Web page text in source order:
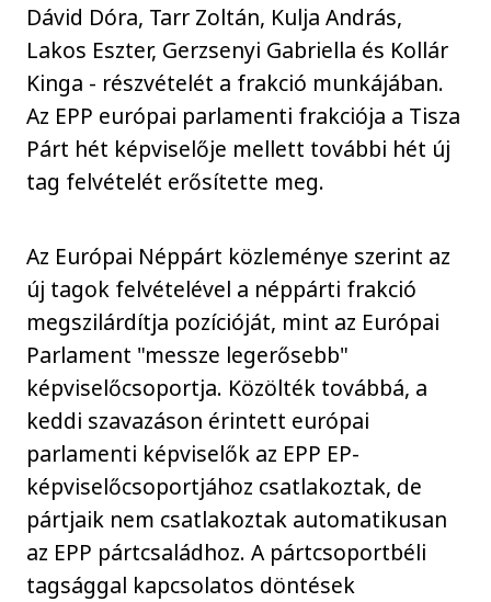
Dávid Dóra, Tarr Zoltán, Kulja András,
Lakos Eszter, Gerzsenyi Gabriella és Kollár
Kinga - részvételét a frakció munkájában.
Az EPP európai parlamenti frakciója a Tisza
Párt hét képviselője mellett további hét új
tag felvételét erősítette meg.
Az Európai Néppárt közleménye szerint az
új tagok felvételével a néppárti frakció
megszilárdítja pozícióját, mint az Európai
Parlament "messze legerősebb"
képviselőcsoportja. Közölték továbbá, a
keddi szavazáson érintett európai
parlamenti képviselők az EPP EP-
képviselőcsoportjához csatlakoztak, de
pártjaik nem csatlakoztak automatikusan
az EPP pártcsaládhoz. A pártcsoportbéli
tagsággal kapcsolatos döntések